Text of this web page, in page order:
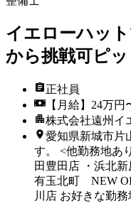
イエローハッ
から挑戦可ピ
正社員
【月給】24万円
株式会社遠州イ
愛知県新城市片
す。 <他勤務地あ
田豊田店 ・浜北
有玉北町 NEW
川店 お好きな勤